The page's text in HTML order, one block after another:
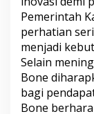
h
a
a
n
U
m
u
m
D
Pemerintah
perhatian
menjadi
Selain
Bone
bagi
Bone